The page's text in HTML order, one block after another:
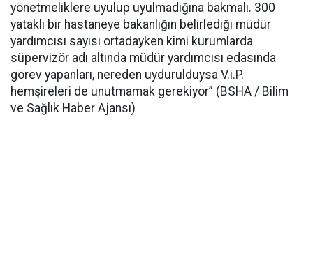
yönetmeliklere uyulup uyulmadığına bakmalı. 300
yataklı bir hastaneye bakanlığın belirlediği müdür
yardımcısı sayısı ortadayken kimi kurumlarda
süpervizör adı altında müdür yardımcısı edasında
görev yapanları, nereden uydurulduysa V.i.P.
hemşireleri de unutmamak gerekiyor” (BSHA / Bilim
ve Sağlık Haber Ajansı)